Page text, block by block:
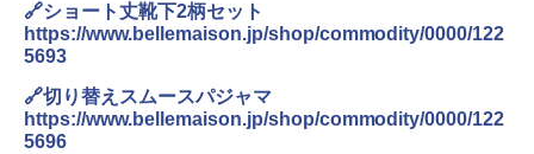
🔗ショート丈靴下2柄セット
https://www.bellemaison.jp/shop/commodity/0000/122
5693
🔗切り替えスムースパジャマ
https://www.bellemaison.jp/shop/commodity/0000/122
5696